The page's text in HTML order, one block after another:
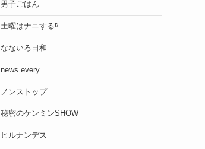
男子ごはん
土曜はナニする⁉
なないろ日和
news every.
ノンストップ
秘密のケンミンSHOW
ヒルナンデス